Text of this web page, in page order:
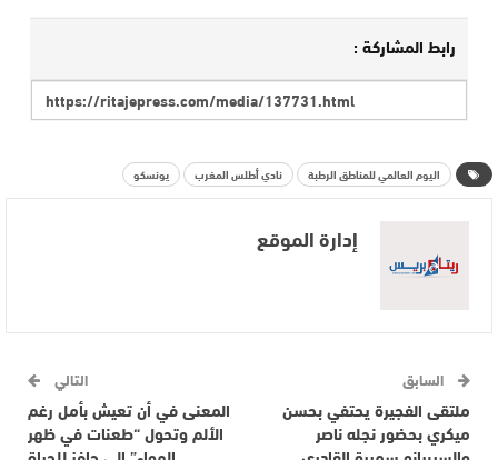
رابط المشاركة :
اليوم العالمي للمناطق الرطبة نادي أطلس المغرب يونسكو
إدارة الموقع
السابق
ملتقى الفجيرة يحتفي بحسن
ميكري بحضور نجله ناصر
التالي
المعنى في أن تعيش بأمل رغم
الألم وتحول “طعنات في ظهر